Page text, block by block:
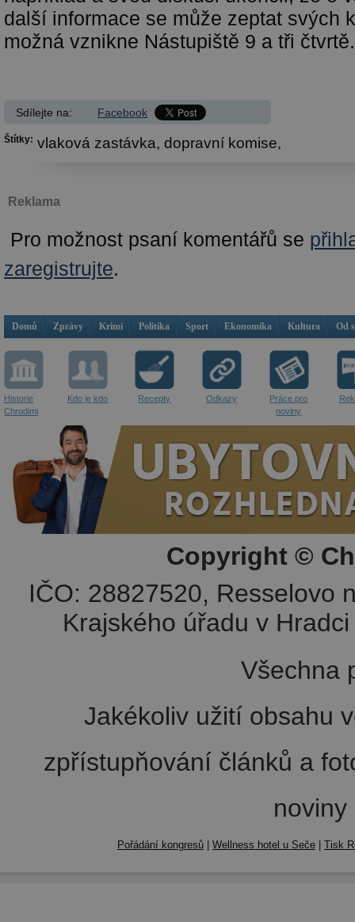
další informace se může zeptat svých
možná vznikne Nástupiště 9 a tři čtvrtě.
Sdílejte na: Facebook
Štítky: vlaková zastávka, dopravní komise,
Reklama
Pro možnost psaní komentářů se
zaregistrujte.
Domů Zprávy Krimi Politika Sport Ekonomika Kultura Od
Historie
Chrudimi
Kdo je kdo Recepty Odkazy
Práce pro
noviny
Copyright ©
IČO: 28827520, Resselovo
Krajského úřadu v
Všechna
Jakékoliv užití obsahu
zpřístupňování článků a
Pořádání kongresů | Wellness hotel u Seče | Tisk